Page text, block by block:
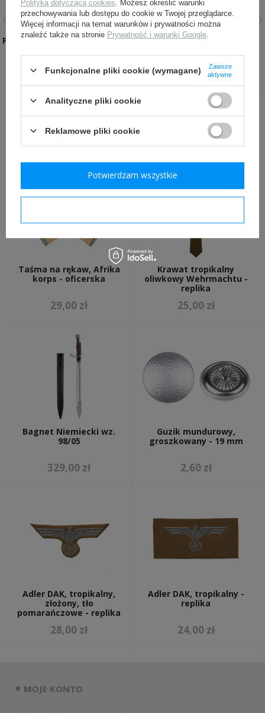
Pasta woskowa - SAPHIR BDC
31,99 zł
Gwoździe do butów
replika
69,00 zł
INNI Z TYM PRODUKTEM KUPILI
TAKŻE:
Taśma na rękaw, Afrika
korps - oficerska
29,00 zł
Krawat tropikalny
oliwkowy Wehrmachtu -
replika
25,00 zł
Bagnet Niemiecki wz.
98/05
329,00 zł
Guzik mundurowy,
groszkowany - 19 mm
2,60 zł
Adler DAK, tropikalny,
złożony, tło
pomarańczowe - replika
28,00 zł
Adler DAK, tropikalny -
replika
24,00 zł
MOJE KONTO
Polityką dotyczącą cookies . Możesz określić warunki
przechowywania lub dostępu do cookie w Twojej przeglądarce.
Więcej informacji na temat warunków i prywatności można
znaleźć także na stronie Prywatność i warunki Google
Funkcjonalne pliki cookie (wymagane)
Zawsze
aktywne
Analityczne pliki cookie
Reklamowe pliki cookie
Potwierdzam wszystkie